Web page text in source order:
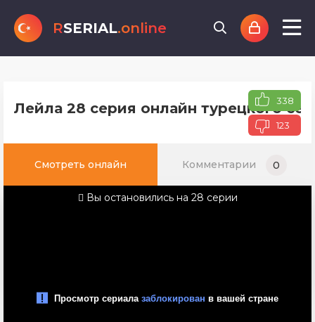
RSERIAL.online
Лейла 28 серия онлайн турецкого338
123
Смотреть онлайн Комментарии 0
Вы остановились на 28 серии